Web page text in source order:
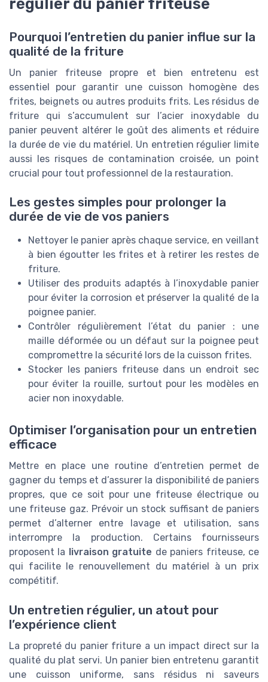
Pourquoi l’entretien du panier influe sur la
qualité de la friture
Un panier friteuse propre et bien entretenu est
essentiel pour garantir une cuisson homogène des
frites, beignets ou autres produits frits. Les résidus de
friture qui s’accumulent sur l’acier inoxydable du
panier peuvent altérer le goût des aliments et réduire
la durée de vie du matériel. Un entretien régulier limite
aussi les risques de contamination croisée, un point
crucial pour tout professionnel de la restauration.
Les gestes simples pour prolonger la
durée de vie de vos paniers
Nettoyer le panier après chaque service, en veillant
à bien égoutter les frites et à retirer les restes de
friture.
Utiliser des produits adaptés à l’inoxydable panier
pour éviter la corrosion et préserver la qualité de la
poignee panier.
Contrôler régulièrement l’état du panier : une
maille déformée ou un défaut sur la poignee peut
compromettre la sécurité lors de la cuisson frites.
Stocker les paniers friteuse dans un endroit sec
pour éviter la rouille, surtout pour les modèles en
acier non inoxydable.
Optimiser l’organisation pour un entretien
efficace
Mettre en place une routine d’entretien permet de
gagner du temps et d’assurer la disponibilité de paniers
propres, que ce soit pour une friteuse électrique ou
une friteuse gaz. Prévoir un stock suffisant de paniers
permet d’alterner entre lavage et utilisation, sans
interrompre la production. Certains fournisseurs
proposent la
livraison gratuite de paniers friteuse, ce
qui facilite le renouvellement du matériel à un prix
compétitif.
Un entretien régulier, un atout pour
l’expérience client
La propreté du panier friture a un impact direct sur la
qualité du plat servi. Un panier bien entretenu garantit
une cuisson uniforme, sans résidus ni saveurs